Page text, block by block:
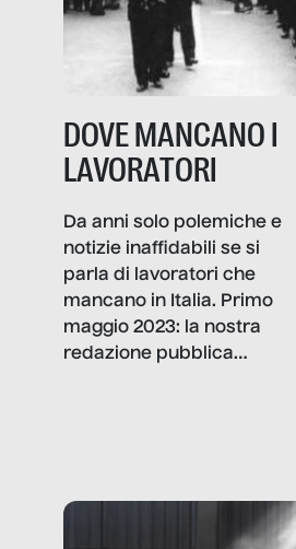
DOVE MANCANO I
LAVORATORI
Da anni solo polemiche e
notizie inaffidabili se si
parla di lavoratori che
mancano in Italia. Primo
maggio 2023: la nostra
redazione pubblica
la sanità, la ristorazione,
la scuola, le fabbriche,